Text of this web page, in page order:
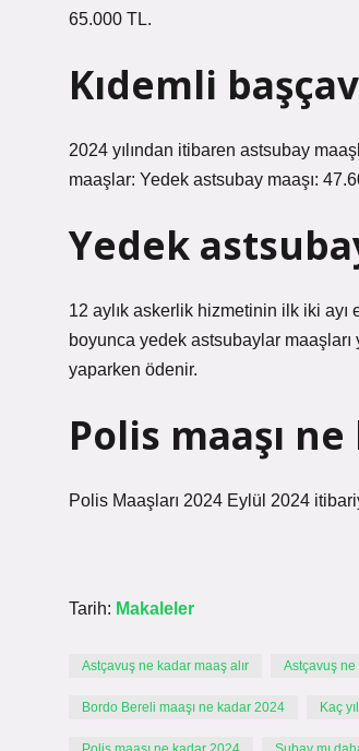
65.000 TL.
Kıdemli
2024 yılından itibaren astsubay
maaşlar: Yedek astsubay maaşı:
Yedek
12 aylık askerlik hizmetinin ilk iki
boyunca yedek astsubaylar
yaparken ödenir.
Polis maaşı
Polis Maaşları 2024 Eylül 2024
Tarih: Makaleler
Astçavuş ne kadar maaş alır Astçavuş
Bordo Bereli maaşı ne kadar 2024 Kaç